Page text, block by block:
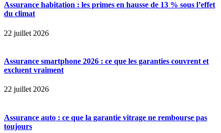
Assurance habitation : les primes en hausse de 13 % sous l’effet
du climat
22 juillet 2026
Assurance smartphone 2026 : ce que les garanties couvrent et
excluent vraiment
22 juillet 2026
Assurance auto : ce que la garantie vitrage ne rembourse pas
toujours